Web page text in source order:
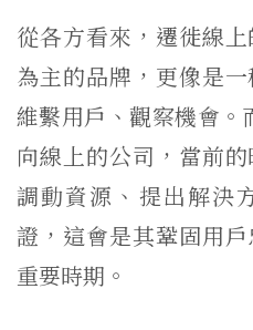
從各方看來，遷徙線
為主的品牌，更像是
維繫用戶、觀察機會
向線上的公司，當前
調動資源、提出解決
證，這會是其鞏固用
重要時期。